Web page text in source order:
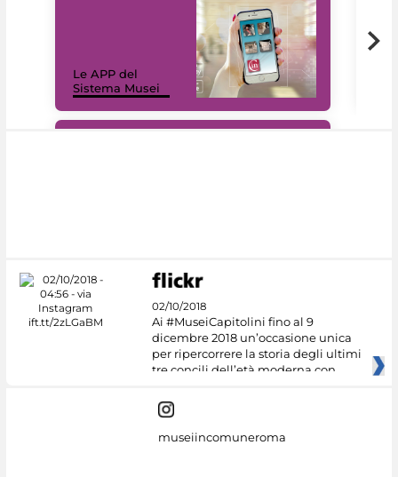
Le APP del
Sistema Musei
02/10/2018
Ai #MuseiCapitolini fino al 9
dicembre 2018 un’occasione unica
per ripercorrere la storia degli ultimi
tre concili dell’età moderna con
museiincomuneroma